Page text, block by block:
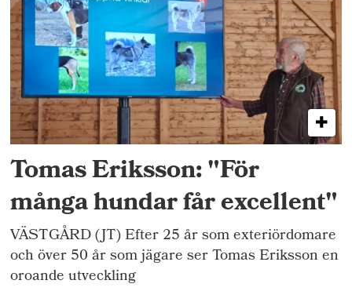
Tomas Eriksson: "För
många hundar får excellent"
VÄSTGÅRD (JT) Efter 25 år som exteriördomare
och över 50 år som jägare ser Tomas Eriksson en
oroande utveckling